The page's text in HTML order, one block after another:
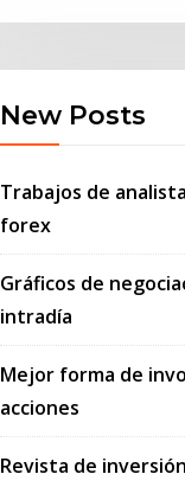
New Posts
Trabajos de
forex
Gráficos de
intradía
Mejor forma de
acciones
Revista de